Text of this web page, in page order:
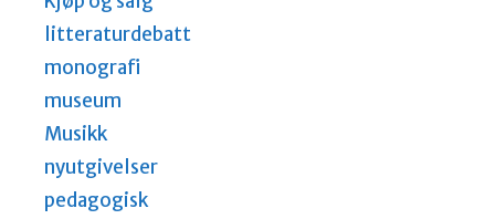
litteraturdebatt
monografi
museum
Musikk
nyutgivelser
pedagogisk